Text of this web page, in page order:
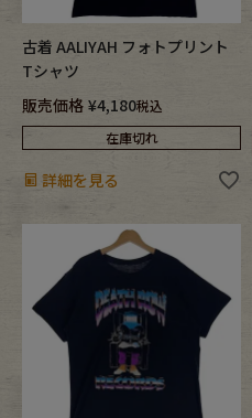
古着 AALIYAH フォトプリント
Tシャツ
販売価格 ¥4,180税込
在庫切れ
詳細を見る